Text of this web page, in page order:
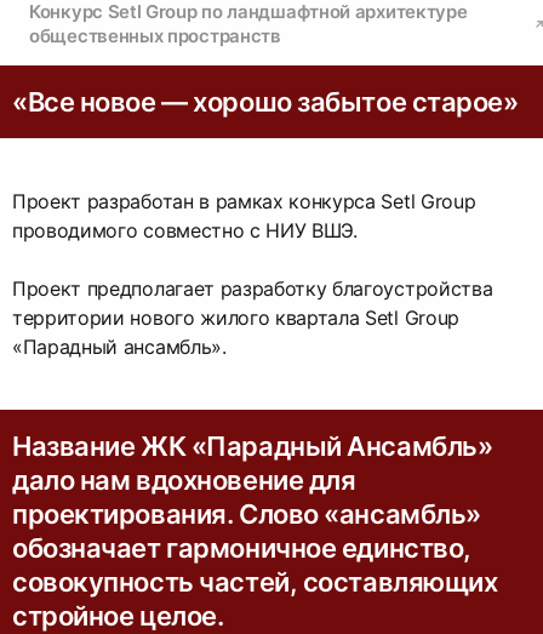
Конкурс Setl Group по ландшафтной архитектуре
общественных пространств
«Все новое — хорошо забытое старое»
Проект разработан в рамках конкурса Setl Group
проводимого совместно с НИУ ВШЭ.
Проект предполагает разработку благоустройства
территории нового жилого квартала Setl Group
«Парадный ансамбль».
Название ЖК «Парадный Ансамбль»
дало нам вдохновение для
проектирования. Слово «ансамбль»
обозначает гармоничное единство,
совокупность частей, составляющих
стройное целое.